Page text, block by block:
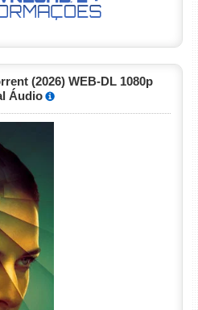
(2026) WEB-DL 1080p
Áudio